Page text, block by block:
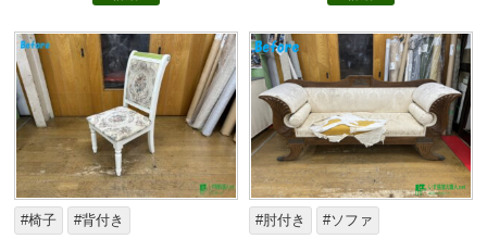
#椅子 #背付き #肘付き #ソファ